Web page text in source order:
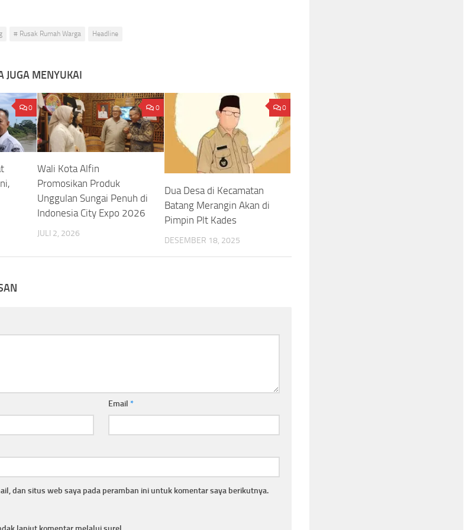
# Rusak Rumah Warga Headline
JUGA MENYUKAI
0 0
Wali Kota Alfin
Promosikan Produk
Unggulan Sungai Penuh di
Indonesia City Expo 2026
JULI 2, 2026
0
Dua Desa di Kecamatan
Batang Merangin Akan di
Pimpin Plt Kades
DESEMBER 18, 2025
Email*
dan situs web saya pada peramban ini untuk komentar saya berikutnya.